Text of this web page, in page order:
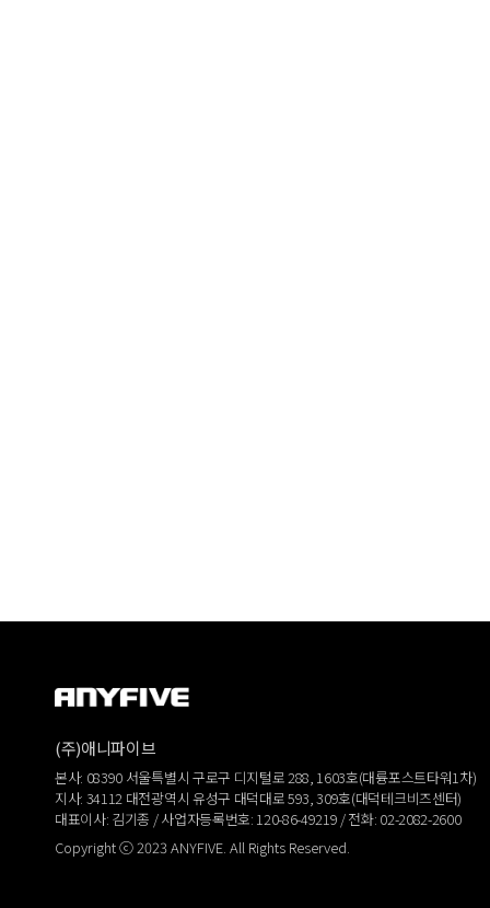
(주)애니파이브
본사: 08390 서울특별시 구로구 디지털로 288, 1603호(대륭포스트타워1차)
지사: 34112 대전광역시 유성구 대덕대로 593, 309호(대덕테크비즈센터)
대표이사: 김기종 / 사업자등록번호: 120-86-49219 / 전화: 02-2082-2600
Copyright ⓒ 2023 ANYFIVE. All Rights Reserved.